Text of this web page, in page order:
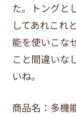
た。トングと
してあれこれ
能を使いこな
こと間違いな
いね。
商品名：多機